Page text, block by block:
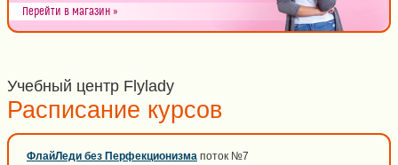
Перейти в магазин »
Учебный центр Flylady
Расписание курсов
ФлайЛеди без Перфекционизма поток №7